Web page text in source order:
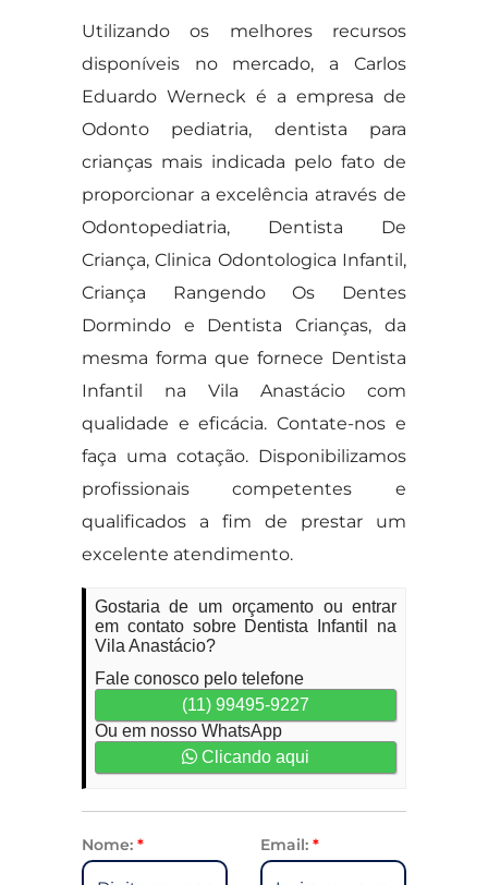
Utilizando os melhores recursos
disponíveis no mercado, a Carlos
Eduardo Werneck é a empresa de
Odonto pediatria, dentista para
crianças mais indicada pelo fato de
proporcionar a excelência através de
Odontopediatria, Dentista De
Criança, Clinica Odontologica Infantil,
Criança Rangendo Os Dentes
Dormindo e Dentista Crianças, da
mesma forma que fornece Dentista
Infantil na Vila Anastácio com
qualidade e eficácia. Contate-nos e
faça uma cotação. Disponibilizamos
profissionais competentes e
qualificados a fim de prestar um
excelente atendimento.
Gostaria de um orçamento ou entrar
em contato sobre Dentista Infantil na
Vila Anastácio?
Fale conosco pelo telefone
(11) 99495-9227
Ou em nosso WhatsApp
Clicando aqui
Nome: * Email: *